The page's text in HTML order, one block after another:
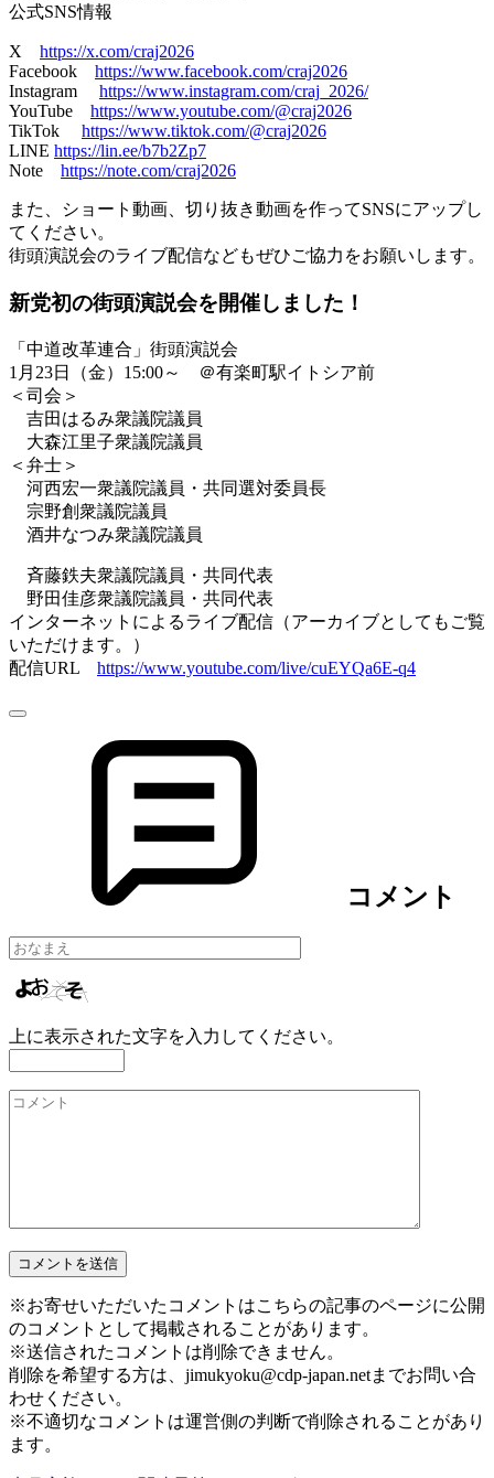
公式SNS情報
X https://x.com/craj2026
Facebook https://www.facebook.com/craj2026
Instagram https://www.instagram.com/craj_2026/
YouTube https://www.youtube.com/@craj2026
TikTok https://www.tiktok.com/@craj2026
LINE https://lin.ee/b7b2Zp7
Note https://note.com/craj2026
また、ショート動画、切り抜き動画を作ってSNSにアップし
てください。
街頭演説会のライブ配信などもぜひご協力をお願いします。
新党初の街頭演説会を開催しました！
「中道改革連合」街頭演説会
1月23日（金）15:00～ ＠有楽町駅イトシア前
＜司会＞
吉田はるみ衆議院議員
大森江里子衆議院議員
＜弁士＞
河西宏一衆議院議員・共同選対委員長
宗野創衆議院議員
酒井なつみ衆議院議員
斉藤鉄夫衆議院議員・共同代表
野田佳彦衆議院議員・共同代表
インターネットによるライブ配信（アーカイブとしてもご覧
いただけます。）
配信URL https://www.youtube.com/live/cuEYQa6E-q4
コメント
上に表示された文字を入力してください。
※お寄せいただいたコメントはこちらの記事のページに公開
のコメントとして掲載されることがあります。
※送信されたコメントは削除できません。
削除を希望する方は、jimukyoku@cdp-japan.netまでお問い合
わせください。
※不適切なコメントは運営側の判断で削除されることがあり
ます。